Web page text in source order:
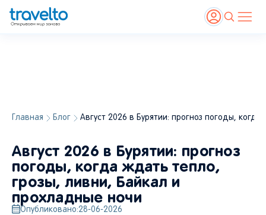
Главная Блог Август 2026 в Бурятии: прогноз погоды,
Август 2026 в Бурятии: прогноз
погоды, когда ждать тепло,
грозы, ливни, Байкал и
прохладные ночи
Опубликовано:28-06-2026